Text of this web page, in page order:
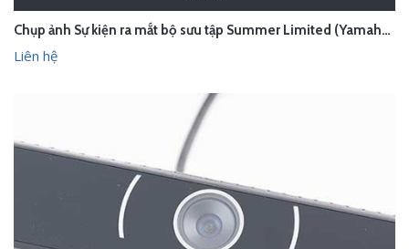
Chụp ảnh Sự kiện ra mắt bộ sưu tập Summer Limited (Yamaha Grande x M∙A∙C Cosmetics)
Liên hệ